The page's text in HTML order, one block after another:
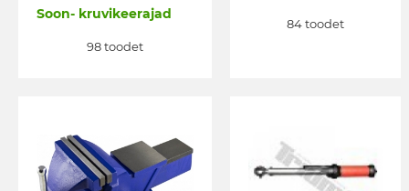
Soon- kruvikeerajad
98 toodet
84 toodet